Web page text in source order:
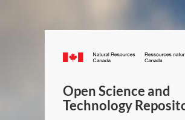
Canada.ca
Open Science and
Technology